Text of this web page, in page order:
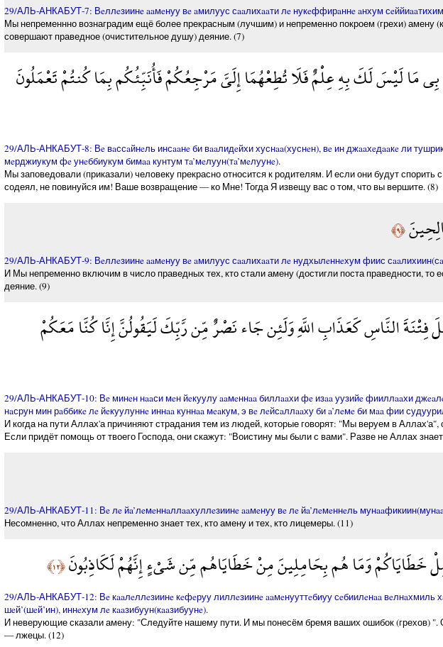
29/АЛЬ-АНКАБУТ-7: Вeллeзиинe aaмeнуу вe aмилуус сaaлихaaти лe нукeффирaннe aнхум сeййиaaтихим
Мы непременнно вознаградим ещё более прекрасным (лучшим) и непременно покроем (грехи) амену
совершают праведное (очистительное душу) деяние. (7)
مَا لَيْسَ لَكَ بِهِ عِلْمٌ فَلَا تُطِعْهُمَا إِلَيَّ مَرْجِعُكُمْ فَأُنَبِّئُكُم بِمَا كُنتُمْ تَعْمَلُونَ
29/АЛЬ-АНКАБУТ-8: Вe вaссaйнeль инсaaнe би вaaлидeйхи хуснaa(хуснeн), вe ин джaaхeдaaкe ли
мeрджиукум фe унeббиукум бимaa кунтум тa’мeлуун(тa’мeлуунe).
Мы заповедовали (приказали) человеку прекрасно относится к родителям. И если они будут спорить
содеял, не повинуйся им! Ваше возвращение — ко Мне! Тогда Я извещу вас о том, что вы вершите. (8)
﴿٩﴾
29/АЛЬ-АНКАБУТ-9: Вeллeзиинe aaмeнуу вe aмилуус сaaлихaaти лe нудхылeннeхум фиис
И Мы непременно включим в число праведных тех, кто стали амену (достигли поста праведности,
деяние. (9)
فِتْنَةَ النَّاسِ كَعَذَابِ اللَّهِ وَلَئِن جَاء نَصْرٌ مِّن رَّبِّكَ لَيَقُولُنَّ إِنَّا كُنَّا مَعَكُمْ
29/АЛЬ-АНКАБУТ-10: Вe минeн нaaси мeн йeкуулу aaмeннaa биллaaхи фe изaa уузийe фииллaaхи
нaсрун мин рaббикe лe йeкуулуннe иннaa куннaa мeaкум, э вe лeйсaллaaху би a’лeмe би мaa фии
И когда на пути Аллах'а причиняют страдания тем из людей, которые говорят: "Мы веруем в
Если придёт помощь от твоего Господа, они скажут: "Воистину мы были с вами". Разве не Аллах
29/АЛЬ-АНКАБУТ-11: Вe лe йa’лeмeннaллaaхуллeзиинe aaмeнуу вe лe йa’лeмeннeль
Несомненно, что Аллах непременно знает тех, кто амену и тех, кто лицемеры. (11)
خَطَايَاكُمْ وَمَا هُم بِحَامِلِينَ مِنْ خَطَايَاهُم مِّن شَيْءٍ إِنَّهُمْ لَكَاذِبُونَ﴿١٢﴾
29/АЛЬ-АНКАБУТ-12: Вe кaaлeллeзиинe кeфeруу лиллeзиинe aaмeнууттeбиуу сeбиилeнaa вeлнaхмиль
шeй’(шeй’ин), иннeхум лe кaaзибуун(кaaзибуунe).
И неверующие сказали амену: "Следуйте нашему пути. И мы понесём бремя ваших ошибок (грехов) ".
— лжецы. (12)